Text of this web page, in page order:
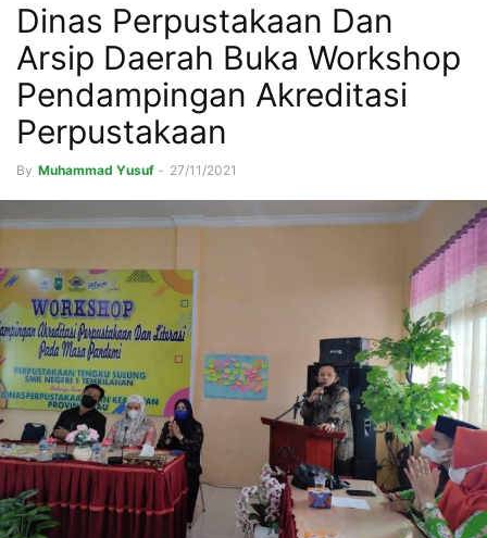
Dinas Perpustakaan Dan
Arsip Daerah Buka Workshop
Pendampingan Akreditasi
Perpustakaan
By Muhammad Yusuf - 27/11/2021